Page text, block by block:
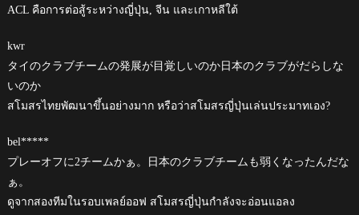
ACL คือการต่อสู้ระหว่างญี่ปุ่น, จีน และเกาหลีใต้
kwr
タイのクラブチームの発展が目覚しいのか日本のクラブがだらしな
いのか
สโมสรไทยพัฒนาขึ้นอย่างมาก หรือว่าสโมสรญี่ปุ่นเล่นประมาทเอง?
bel*****
プレーオフに2チームかぁ。日本のクラブチームも弱くなったんだな
ぁ。
ดูจากสองทีมในรอบเพลย์ออฟ สโมสรญี่ปุ่นกำลังจะอ่อนแอลง